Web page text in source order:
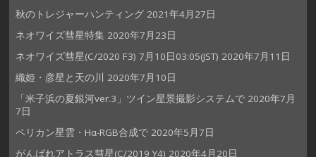
秋のトレジャーハンティング 2021年4月27日
ネオワイズ彗星特集 2020年7月23日
ネオワイズ彗星(C/2020 F3) 7月10日03:05(JST) 2020年7月11日
織姫・彦星と天の川 2020年7月10日
「米子浜の夏銀河ver.3」ツイン星景撮影システムで 2020年7月
7日
ペリカン星雲・Hα-RGB合成で 2020年5月7日
がんばれアトラス彗星(C/2019 Y4) 2020年4月20日